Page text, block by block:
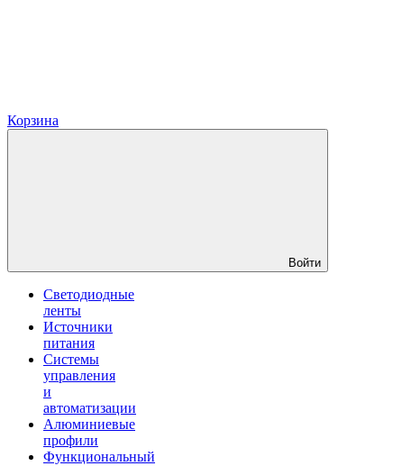
Корзина
Войти
Светодиодные
ленты
Источники
питания
Системы
управления
и
автоматизации
Алюминиевые
профили
Функциональный